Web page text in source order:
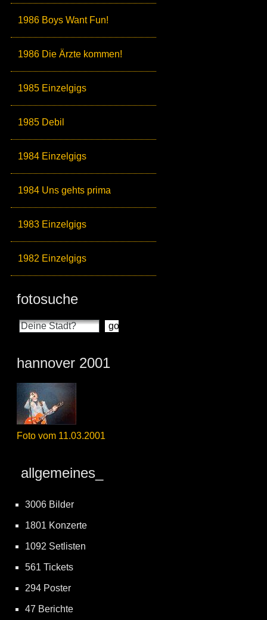
1986 Boys Want Fun!
1986 Die Ärzte kommen!
1985 Einzelgigs
1985 Debil
1984 Einzelgigs
1984 Uns gehts prima
1983 Einzelgigs
1982 Einzelgigs
fotosuche
hannover 2001
Foto vom 11.03.2001
allgemeines_
3006 Bilder
1801 Konzerte
1092 Setlisten
561 Tickets
294 Poster
47 Berichte